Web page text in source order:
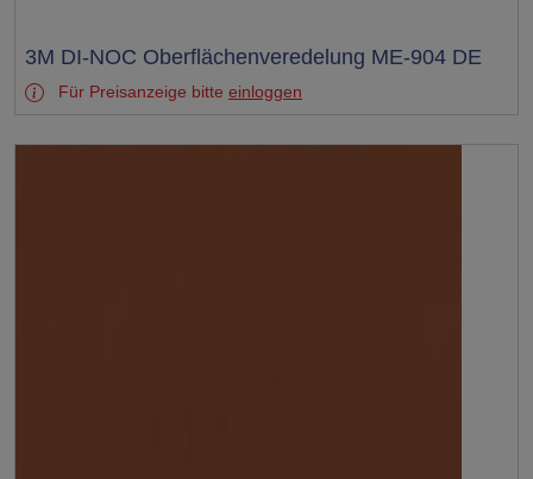
Test
3M DI-NOC Oberflächenveredelung ME-904 DE
Für Preisanzeige bitte einloggen